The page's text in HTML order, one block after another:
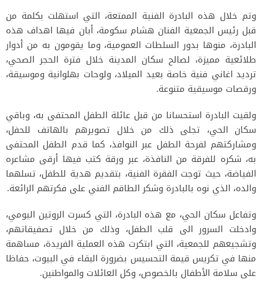
وتم خلال هذه البادرة الفنية الممتعة، التي استهلت بكلمة من
قبل رئيس الجمعية الفنان هشام سكومة، أبان فيها اهداف هذه
البادرة، منوها بدور السلطات العمومية، وما يقومون به من أدوار
طلائعية مميزة، لصالح سكان المدينة خلال فترة الحجر الصحي،
ترديد اغاني فنية خاصة بعيد الميلاد، ولوحات بهلوانية وموسيقة،
ورقصات موسيقية متنوعة.
ولقيت البادرة استحسانا من قبل عائلة الطفل المحتفى به، وباقي
سكان الحي، تجلى ذلك من خلال تصويرهم بالهاتف للحفل،
ومشاركتهم لفرحة الطفل عبر النوافذ، كما قدم الطفل المحتفى
به، شكره للفرقة من النافذة، عبر ورقة كتب فيها أرقى مشاعره
الفياضة، حيث توجت الفقرة الفنية، بتقديم هدية للطفل، تسلهما
والده، الذي نوه بالبادرة وشكر الطاقم الفني على فكرتهم الرائعة.
وتفاعل سكان الحي، مع هذه البادرة، التي كسرت الروتين اليومي،
وادخلت السرور الى قلب الطفل، وذلك من خلال تصفيقاتهم،
وتشجيعهم للجمعية، التي ابتكرت هذه العملية الفريدة، مساهمة
منها في تكريس قيمة التحسيس بضرورة البقاء في البيوت، حفاظا
على سلامة الأطفال بالخصوص، وكل العائلات والمواطنين.